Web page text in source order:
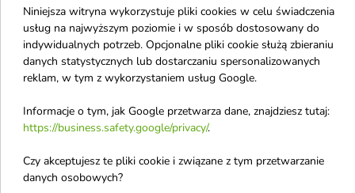
mężczyzn 100 ml
Woda toaletowa dla mężczyzn
44,33 zł 44,33 zł
Niniejsza witryna wykorzystuje pliki cookies w celu świadczenia
usług na najwyższym poziomie i w sposób dostosowany do
indywidualnych potrzeb. Opcjonalne pliki cookie służą zbieraniu
danych statystycznych lub dostarczaniu spersonalizowanych
reklam, w tym z wykorzystaniem usług Google.
Informacje o tym, jak Google przetwarza dane, znajdziesz tutaj:
https://business.safety.google/privacy/.
Czy akceptujesz te pliki cookie i związane z tym przetwarzanie
danych osobowych?